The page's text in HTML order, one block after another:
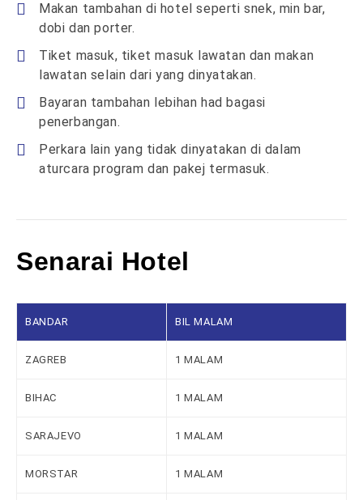
Makan tambahan di hotel seperti snek, min bar,
dobi dan porter.
Tiket masuk, tiket masuk lawatan dan makan
lawatan selain dari yang dinyatakan.
Bayaran tambahan lebihan had bagasi
penerbangan.
Perkara lain yang tidak dinyatakan di dalam
aturcara program dan pakej termasuk.
Senarai Hotel
BANDAR BIL MALAM
ZAGREB 1 MALAM
BIHAC 1 MALAM
SARAJEVO 1 MALAM
MORSTAR 1 MALAM